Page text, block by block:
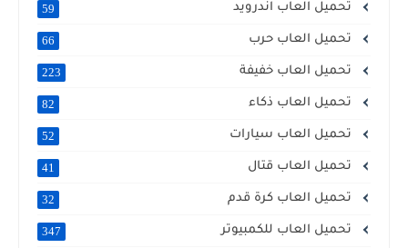
تحميل العاب اندرويد 59
تحميل العاب حرب 66
تحميل العاب خفيفة 223
تحميل العاب ذكاء 82
تحميل العاب سيارات 52
تحميل العاب قتال 41
تحميل العاب كرة قدم 32
تحميل العاب للكمبيوتر 347